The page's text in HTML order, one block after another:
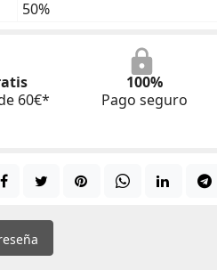
50%
60€*
100%
Pago seguro